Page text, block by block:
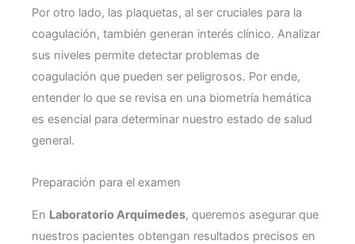
Por otro lado, las plaquetas, al ser cruciales para la
coagulación, también generan interés clínico. Analizar
sus niveles permite detectar problemas de
coagulación que pueden ser peligrosos. Por ende,
entender lo que se revisa en una biometría hemática
es esencial para determinar nuestro estado de salud
general.
Preparación para el examen
En Laboratorio Arquimedes, queremos asegurar que
nuestros pacientes obtengan resultados precisos en